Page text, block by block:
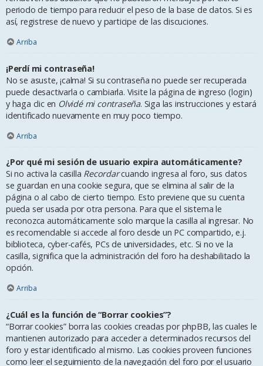
periodo de tiempo para reducir el peso de la base de datos. Si es
así, registrese de nuevo y participe de las discuciones.
Arriba
¡Perdí mi contraseña!
No se asuste, ¡calma! Si su contraseña no puede ser recuperada
puede desactivarla o cambiarla. Visite la página de ingreso (login)
y haga clic en Olvidé mi contraseña. Siga las instrucciones y estará
identificado nuevamente en muy poco tiempo.
Arriba
¿Por qué mi sesión de usuario expira automáticamente?
Si no activa la casilla Recordarcuando ingresa al foro, sus datos
se guardan en una cookie segura, que se elimina al salir de la
página o al cabo de cierto tiempo. Esto previene que su cuenta
pueda ser usada por otra persona. Para que el sistema le
reconozca automáticamente solo marque la casilla al ingresar. No
es recomendable si accede al foro desde un PC compartido, e.j.
biblioteca, cyber-cafés, PCs de universidades, etc. Si no ve la
casilla, significa que la administración del foro ha deshabilitado la
opción.
Arriba
¿Cuál es la función de “Borrar cookies”?
“Borrar cookies” borra las cookies creadas por phpBB, las cuales le
mantienen autorizado para acceder a determinados recursos del
foro y estar identificado al mismo. Las cookies proveen funciones
como leer el seguimiento de la navegación del foro por el usuario